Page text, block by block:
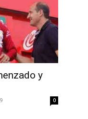
y
0